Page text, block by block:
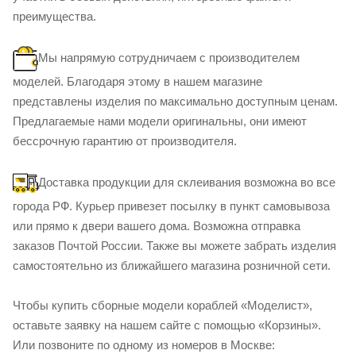
преимущества.
Мы напрямую сотрудничаем с производителем
моделей. Благодаря этому в нашем магазине
представлены изделия по максимально доступным ценам.
Предлагаемые нами модели оригинальны, они имеют
бессрочную гарантию от производителя.
Доставка продукции для склеивания возможна во все
города РФ. Курьер привезет посылку в пункт самовывоза
или прямо к двери вашего дома. Возможна отправка
заказов Почтой России. Также вы можете забрать изделия
самостоятельно из ближайшего магазина розничной сети.
Чтобы купить сборные модели кораблей «Моделист»,
оставьте заявку на нашем сайте с помощью «Корзины».
Или позвоните по одному из номеров в Москве: